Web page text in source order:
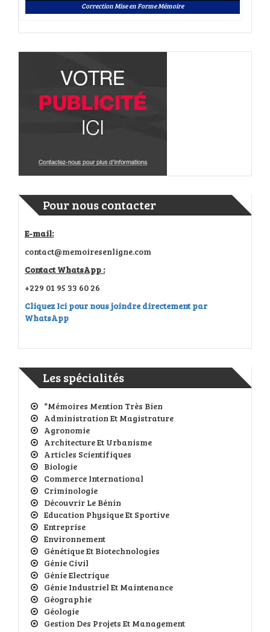
Correction Mise en Forme Mémoire
Pour nous contacter
E-mail:
contact@memoiresenligne.com
Contact WhatsApp :
+229 01 95 33 60 26
Cliquez Ici pour nous joindre directement par
WhatsApp
Les spécialités
*Mémoires Mention Très Bien
Administration Et Magistrature
Agronomie
Architecture Et Urbanisme
Articles Scientifiques
Biologie
Commerce International
Criminologie
Découvrir Le Bénin
Education Physique Et Sportive
Entreprise
Environnement
Génétique Et Biotechnologies
Génie Civil
Génie Electrique
Génie Industriel Et Maintenance
Géographie
Géologie
Gestion Des Projets Et Management